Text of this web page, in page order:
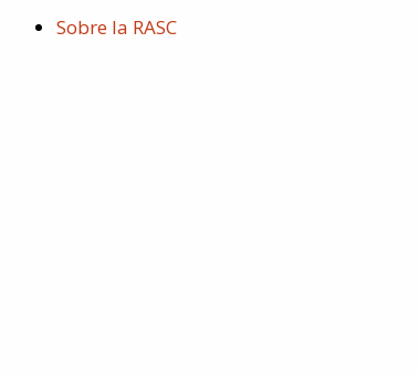
Sobre la RASC